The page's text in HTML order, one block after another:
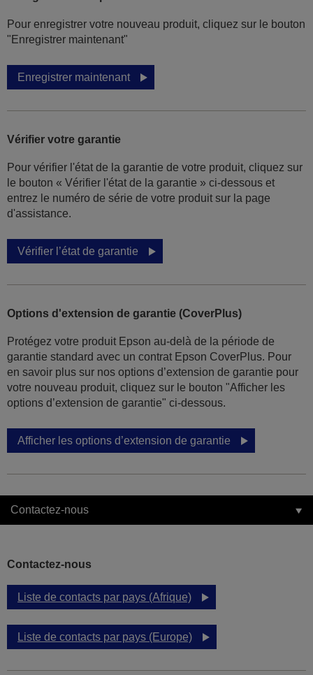
Pour enregistrer votre nouveau produit, cliquez sur le bouton
"Enregistrer maintenant"
Enregistrer maintenant
Vérifier votre garantie
Pour vérifier l'état de la garantie de votre produit, cliquez sur
le bouton « Vérifier l'état de la garantie » ci-dessous et
entrez le numéro de série de votre produit sur la page
d'assistance.
Vérifier l’état de garantie
Options d'extension de garantie (CoverPlus)
Protégez votre produit Epson au-delà de la période de
garantie standard avec un contrat Epson CoverPlus. Pour
en savoir plus sur nos options d’extension de garantie pour
votre nouveau produit, cliquez sur le bouton "Afficher les
options d’extension de garantie" ci-dessous.
Afficher les options d’extension de garantie
Contactez-nous
Contactez-nous
Liste de contacts par pays (Afrique)
Liste de contacts par pays (Europe)